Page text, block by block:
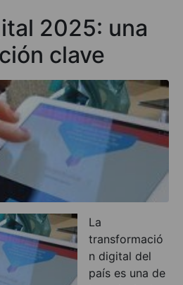
2025: una
clave
La
transformació
n digital del
país es una de